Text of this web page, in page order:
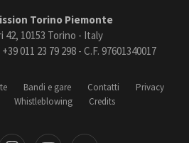
Torino Piemonte
42, 10153 Torino - Italy
011 23 79 298 - C.F. 97601340017
Bandi e gare Contatti
Privacy
Whistleblowing Credits